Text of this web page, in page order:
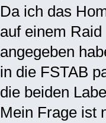
Da ich das
auf einem
angegeben
in die FSTAB
die beiden
Mein Frage ist